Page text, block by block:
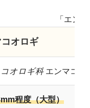
「エン
オロギ
コオロギ科エンマコオ
程度（大型）